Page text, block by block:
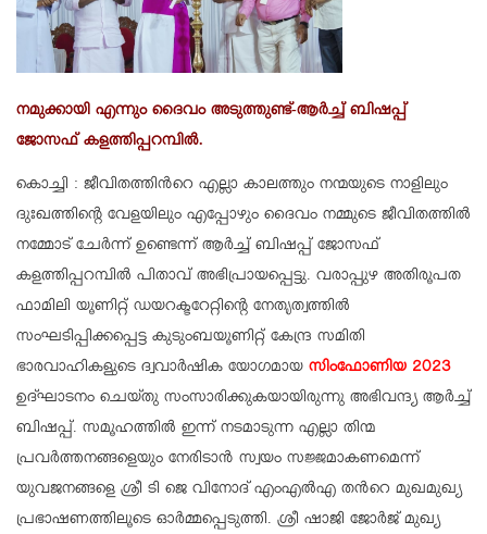
നമുക്കായി എന്നും ദൈവം അടുത്തുണ്ട്-ആർച്ച് ബിഷപ്പ്
ജോസഫ് കളത്തിപ്പറമ്പിൽ.
കൊച്ചി : ജീവിതത്തിൻറെ എല്ലാ കാലത്തും നന്മയുടെ നാളിലും
ദുഃഖത്തിന്റെ വേളയിലും എപ്പോഴും ദൈവം നമ്മുടെ ജീവിതത്തിൽ
നമ്മോട് ചേർന്ന് ഉണ്ടെന്ന് ആർച്ച് ബിഷപ്പ് ജോസഫ്
കളത്തിപ്പറമ്പിൽ പിതാവ് അഭിപ്രായപ്പെട്ടു. വരാപ്പുഴ അതിരൂപത
ഫാമിലി യൂണിറ്റ് ഡയറക്ടറേറ്റിന്റെ നേതൃത്വത്തിൽ
സംഘടിപ്പിക്കപ്പെട്ട കുടുംബയൂണിറ്റ് കേന്ദ്ര സമിതി
ഭാരവാഹികളുടെ ദ്വവാർഷിക യോഗമായ സിംഫോണിയ 2023
ഉദ്ഘാടനം ചെയ്തു സംസാരിക്കുകയായിരുന്നു അഭിവന്ദ്യ ആർച്ച്
ബിഷപ്പ്. സമൂഹത്തിൽ ഇന്ന് നടമാടുന്ന എല്ലാ തിന്മ
പ്രവർത്തനങ്ങളെയും നേരിടാൻ സ്വയം സജ്ജമാകണമെന്ന്
യുവജനങ്ങളെ ശ്രീ ടി ജെ വിനോദ് എംഎൽഎ തൻറെ മുഖമുഖ്യ
പ്രഭാഷണത്തിലൂടെ ഓർമ്മപ്പെടുത്തി. ശ്രീ ഷാജി ജോർജ് മുഖ്യ